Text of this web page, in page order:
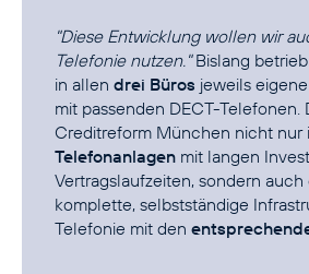
"Diese Entwicklung wollen wir
Telefonie nutzen."Bislang
in allen drei Büros jeweils
mit passenden DECT-Telefonen.
Creditreform München nicht nur
Telefonanlagen mit langen
Vertragslaufzeiten, sondern
komplette, selbstständige
Telefonie mit den